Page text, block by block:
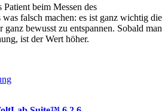
beim Messen des
falsch machen: es ist ganz wichtig die
ganz bewusst zu entspannen. Sobald man
ist der Wert höher.